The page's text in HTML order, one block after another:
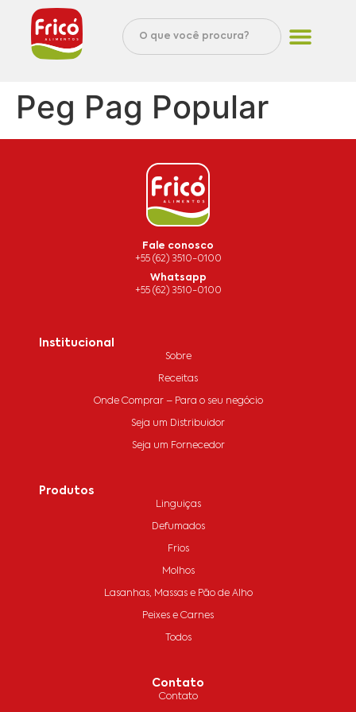
Peg Pag Popular
Fale conosco
+55 (62) 3510-0100
Whatsapp
+55 (62) 3510-0100
Institucional
Sobre
Receitas
Onde Comprar – Para o seu negócio
Seja um Distribuidor
Seja um Fornecedor
Produtos
Linguiças
Defumados
Frios
Molhos
Lasanhas, Massas e Pão de Alho
Peixes e Carnes
Todos
Contato
Contato